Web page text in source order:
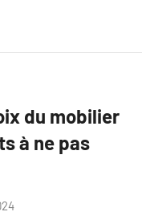
du mobilier
à ne pas